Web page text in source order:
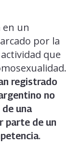
en un
por la
que
registrado
no
una
parte de un
.